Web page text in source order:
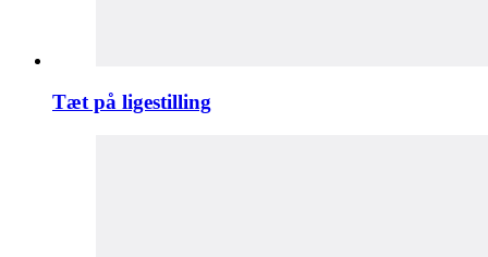
Tæt på ligestilling